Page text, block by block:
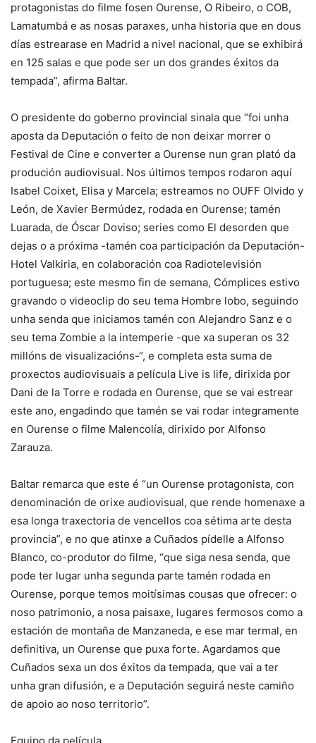
protagonistas do filme fosen Ourense, O Ribeiro, o COB,
Lamatumbá e as nosas paraxes, unha historia que en dous
días estrearase en Madrid a nivel nacional, que se exhibirá
en 125 salas e que pode ser un dos grandes éxitos da
tempada”, afirma Baltar.
O presidente do goberno provincial sinala que “foi unha
aposta da Deputación o feito de non deixar morrer o
Festival de Cine e converter a Ourense nun gran plató da
produción audiovisual. Nos últimos tempos rodaron aquí
Isabel Coixet, Elisa y Marcela; estreamos no OUFF Olvido y
León, de Xavier Bermúdez, rodada en Ourense; tamén
Luarada, de Óscar Doviso; series como El desorden que
dejas o a próxima -tamén coa participación da Deputación-
Hotel Valkiria, en colaboración coa Radiotelevisión
portuguesa; este mesmo fin de semana, Cómplices estivo
gravando o videoclip do seu tema Hombre lobo, seguindo
unha senda que iniciamos tamén con Alejandro Sanz e o
seu tema Zombie a la intemperie -que xa superan os 32
millóns de visualizacións-“, e completa esta suma de
proxectos audiovisuais a película Live is life, dirixida por
Dani de la Torre e rodada en Ourense, que se vai estrear
este ano, engadindo que tamén se vai rodar integramente
en Ourense o filme Malencolía, dirixido por Alfonso
Zarauza.
Baltar remarca que este é “un Ourense protagonista, con
denominación de orixe audiovisual, que rende homenaxe a
esa longa traxectoria de vencellos coa sétima arte desta
provincia”, e no que atinxe a Cuñados pídelle a Alfonso
Blanco, co-produtor do filme, “que siga nesa senda, que
pode ter lugar unha segunda parte tamén rodada en
Ourense, porque temos moitísimas cousas que ofrecer: o
noso patrimonio, a nosa paisaxe, lugares fermosos como a
estación de montaña de Manzaneda, e ese mar termal, en
definitiva, un Ourense que puxa forte. Agardamos que
Cuñados sexa un dos éxitos da tempada, que vai a ter
unha gran difusión, e a Deputación seguirá neste camiño
de apoio ao noso territorio”.